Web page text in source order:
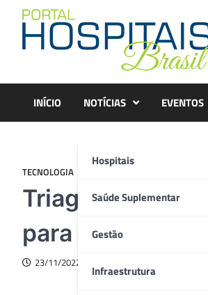
content
INÍCIO NOTÍCIAS
Hospitais
Saúde Suplementar
Gestão
Infraestrutura
EVENTOS
TECNOLOGIA
Triagem guiada
para detectar
23/11/2022